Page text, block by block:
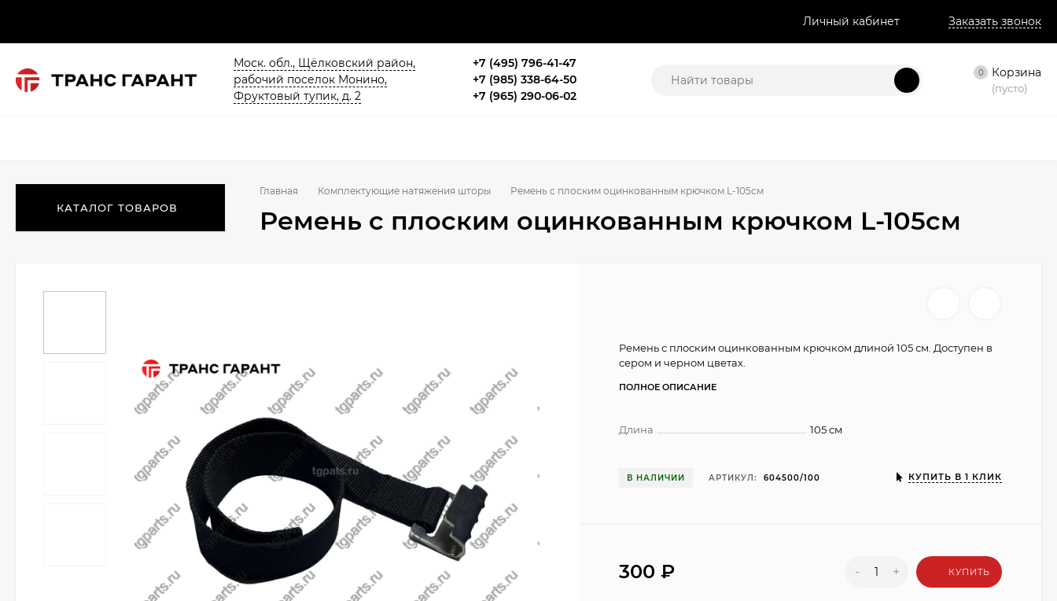
Личный кабинет Заказать звонок
Моск. обл., Щёлковский район,
рабочий поселок Монино,
Фруктовый тупик, д. 2
+7 (495) 796-41-47
+7 (985) 338-64-50
+7 (965) 290-06-02
0 Корзина
(пусто)
КАТАЛОГ ТОВАРОВ
Главная Комплектующие натяжения шторы Ремень с плоским оцинкованным крючком L-105см
Ремень с плоским оцинкованным крючком L-105см
Ремень с плоским оцинкованным крючком длиной 105 см. Доступен в
сером и черном цветах.
ПОЛНОЕ ОПИСАНИЕ
Длина 105 см
В НАЛИЧИИ АРТИКУЛ: 604500/100 КУПИТЬ В 1 КЛИК
300₽ - + КУПИТЬ